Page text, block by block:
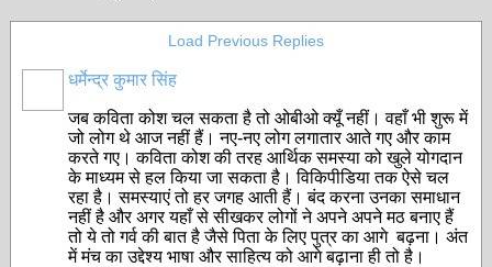
Load Previous Replies
धर्मेन्द्र कुमार सिंह
जब कविता कोश चल सकता है तो ओबीओ क्यूँ नहीं। वहाँ भी शुरू में
जो लोग थे आज नहीं हैं। नए-नए लोग लगातार आते गए और काम
करते गए। कविता कोश की तरह आर्थिक समस्या को खुले योगदान
के माध्यम से हल किया जा सकता है। विकिपीडिया तक ऐसे चल
रहा है। समस्याएं तो हर जगह आती हैं। बंद करना उनका समाधान
नहीं है और अगर यहाँ से सीखकर लोगों ने अपने अपने मठ बनाए हैं
तो ये तो गर्व की बात है जैसे पिता के लिए पुत्र का आगे बढ़ना। अंत
में मंच का उद्देश्य भाषा और साहित्य को आगे बढ़ाना ही तो है।